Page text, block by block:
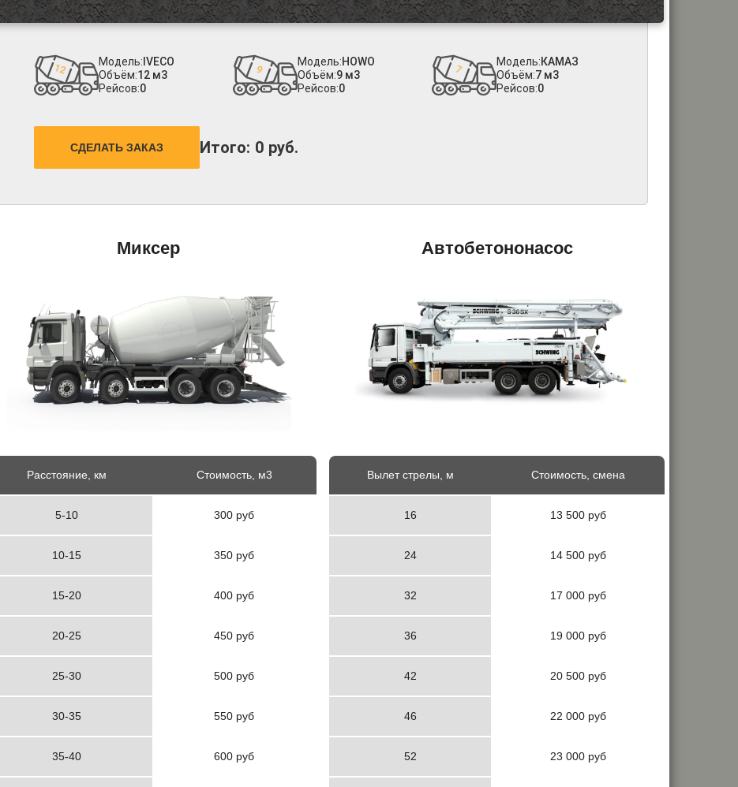
Модель: IVECO
Объём:12 м3
Рейсов:0
Модель:HOWO
Объём:9 м3
Рейсов:0
Модель:КАМАЗ
Объём:7 м3
Рейсов:0
Итого: 0 руб.
СДЕЛАТЬ ЗАКАЗ
Миксер
Расстояние, км Стоимость, м3
5-10 300 руб
10-15 350 руб
15-20 400 руб
20-25 450 руб
25-30 500 руб
30-35 550 руб
35-40 600 руб
Автобетононасос
Вылет стрелы, м Стоимость, смена
16 13 500 руб
24 14 500 руб
32 17 000 руб
36 19 000 руб
42 20 500 руб
46 22 000 руб
52 23 000 руб